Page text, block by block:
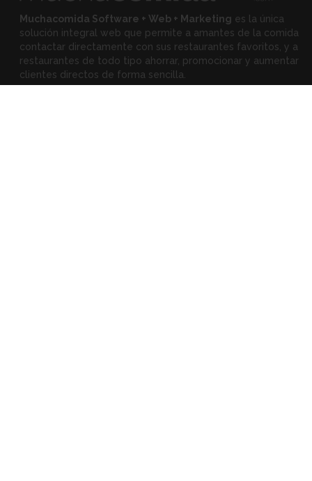
Muchacomida Software + Web + Marketing es la única
solución integral web que permite a amantes de la comida
contactar directamente con sus restaurantes favoritos, y a
restaurantes de todo tipo ahorrar, promocionar y aumentar
clientes directos de forma sencilla.